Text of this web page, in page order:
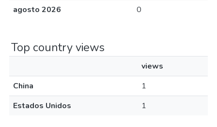
agosto 2026
0
Top country views
views
China
1
Estados Unidos
1